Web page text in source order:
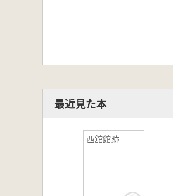
最近見た本
西舘館跡